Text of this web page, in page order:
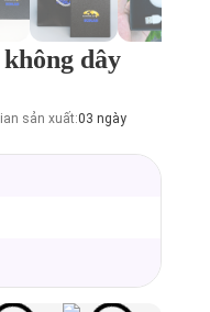
dây
sản xuất:03 ngày